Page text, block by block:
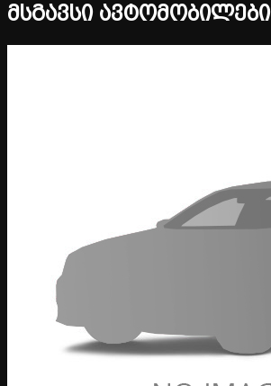
მსგავსი ავტომობილები